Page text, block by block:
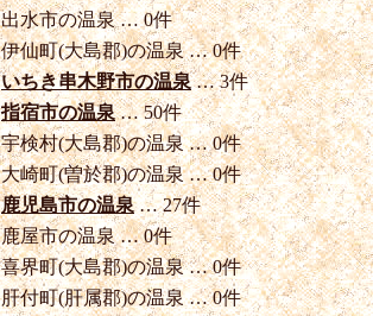
出水市の温泉 … 0件
伊仙町(大島郡)の温泉 … 0件
いちき串木野市の温泉… 3件
指宿市の温泉… 50件
宇検村(大島郡)の温泉 … 0件
大崎町(曽於郡)の温泉 … 0件
鹿児島市の温泉… 27件
鹿屋市の温泉 … 0件
喜界町(大島郡)の温泉 … 0件
肝付町(肝属郡)の温泉 … 0件